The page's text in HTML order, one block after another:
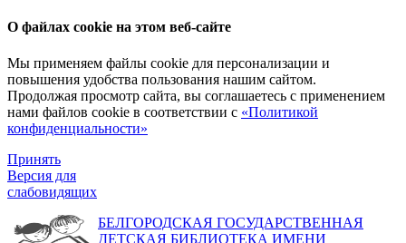
О файлах cookie на этом веб-сайте
Мы применяем файлы cookie для персонализации и
повышения удобства пользования нашим сайтом.
Продолжая просмотр сайта, вы соглашаетесь с применением
нами файлов cookie в соответствии с «Политикой
конфиденциальности»
Принять
Версия для
слабовидящих
БЕЛГОРОДСКАЯ ГОСУДАРСТВЕННАЯ
ДЕТСКАЯ БИБЛИОТЕКА ИМЕНИ